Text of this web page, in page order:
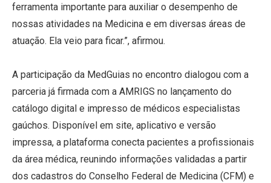
ferramenta importante para auxiliar o desempenho de
nossas atividades na Medicina e em diversas áreas de
atuação. Ela veio para ficar.”, afirmou.
A participação da MedGuias no encontro dialogou com a
parceria já firmada com a AMRIGS no lançamento do
catálogo digital e impresso de médicos especialistas
gaúchos. Disponível em site, aplicativo e versão
impressa, a plataforma conecta pacientes a profissionais
da área médica, reunindo informações validadas a partir
dos cadastros do Conselho Federal de Medicina (CFM) e